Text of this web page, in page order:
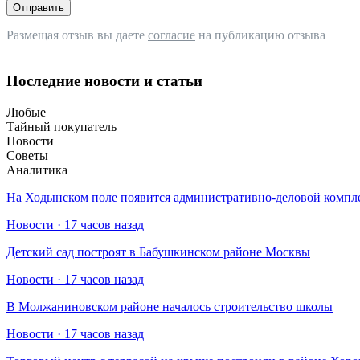
Отправить
Размещая отзыв вы даете согласие на публикацию отзыва
Последние новости и статьи
Любые
Тайный покупатель
Новости
Советы
Аналитика
На Ходынском поле появится административно-деловой
Новости · 17 часов назад
Детский сад построят в Бабушкинском районе Москвы
Новости · 17 часов назад
В Молжаниновском районе началось строительство школы
Новости · 17 часов назад